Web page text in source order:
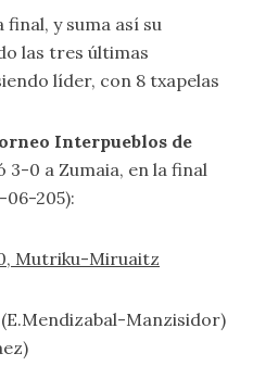
final, y suma así su
las tres últimas
líder, con 8 txapelas
Interpueblos de
3-0 a Zumaia, en la final
205):
Mutriku-Miruaitz
Manzisidor)